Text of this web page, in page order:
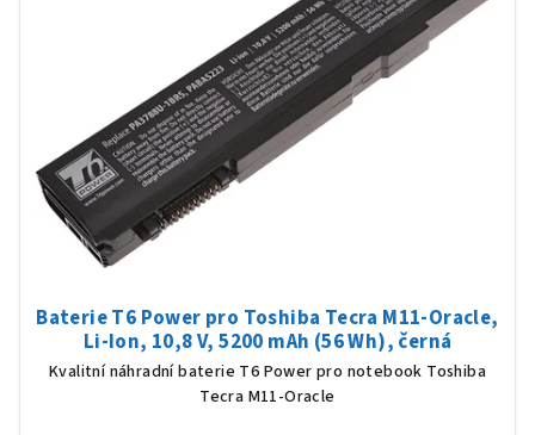
Baterie T6 Power pro Toshiba Tecra M11-Oracle,
Li-Ion, 10,8 V, 5200 mAh (56 Wh), černá
Kvalitní náhradní baterie T6 Power pro notebook Toshiba
Tecra M11-Oracle